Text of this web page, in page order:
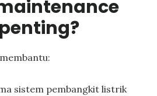
sistem pembangkit listrik